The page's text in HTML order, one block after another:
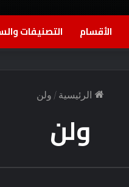
الأقسام التصنيفات
الرئيسية / ولن
ولن